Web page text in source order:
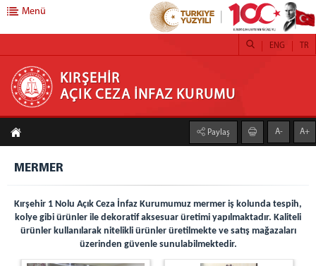
KIRŞEHİR AÇIK CEZA İNFAZ KURUMU
ANASAYFA
HAKKIMIZDA
KURUMUMUZ
BİRİMLER
EĞİTİM BİRİMİ
SAĞLIK BİRİMİ
PSİKO-SOSYAL SERVİS
Menü
KIRŞEHİR
AÇIK CEZA İNFAZ KURUMU
TR
ENG
Paylaş A- A+
MERMER
Kırşehir 1 Nolu Açık Ceza İnfaz Kurumumuz mermer iş kolunda tespih,
kolye gibi ürünler ile dekoratif aksesuar üretimi yapılmaktadır. Kaliteli
ürünler kullanılarak nitelikli ürünler üretilmekte ve satış mağazaları
üzerinden güvenle sunulabilmektedir.